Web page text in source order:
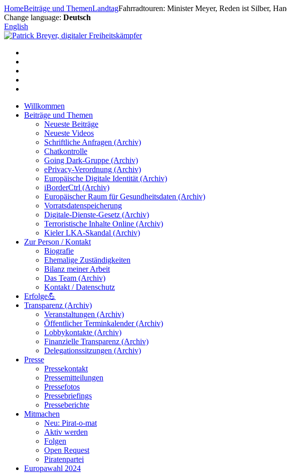
Zum
Inhalt
springen
HomeBeiträge und ThemenLandtagFahrradtouren: Minister Meyer, Reden ist Silber,
Change language: Deutsch
English
Willkommen
Beiträge und Themen
Neueste Beiträge
Neueste Videos
Schriftliche Anfragen (Archiv)
Chatkontrolle
Going Dark-Gruppe (Archiv)
ePrivacy-Verordnung (Archiv)
Europäische Digitale Identität (Archiv)
iBorderCtrl (Archiv)
Europäischer Raum für Gesundheitsdaten (Archiv)
Vorratsdatenspeicherung
Digitale-Dienste-Gesetz (Archiv)
Terroristische Inhalte Online (Archiv)
Kieler LKA-Skandal (Archiv)
Zur Person / Kontakt
Biografie
Ehemalige Zuständigkeiten
Bilanz meiner Arbeit
Das Team (Archiv)
Kontakt / Datenschutz
Erfolge💪
Transparenz (Archiv)
Veranstaltungen (Archiv)
Öffentlicher Terminkalender (Archiv)
Lobbykontakte (Archiv)
Finanzielle Transparenz (Archiv)
Delegationssitzungen (Archiv)
Presse
Pressekontakt
Pressemitteilungen
Pressefotos
Pressebriefings
Presseberichte
Mitmachen
Neu: Pirat-o-mat
Aktiv werden
Folgen
Open Request
Piratenpartei
Europawahl 2024